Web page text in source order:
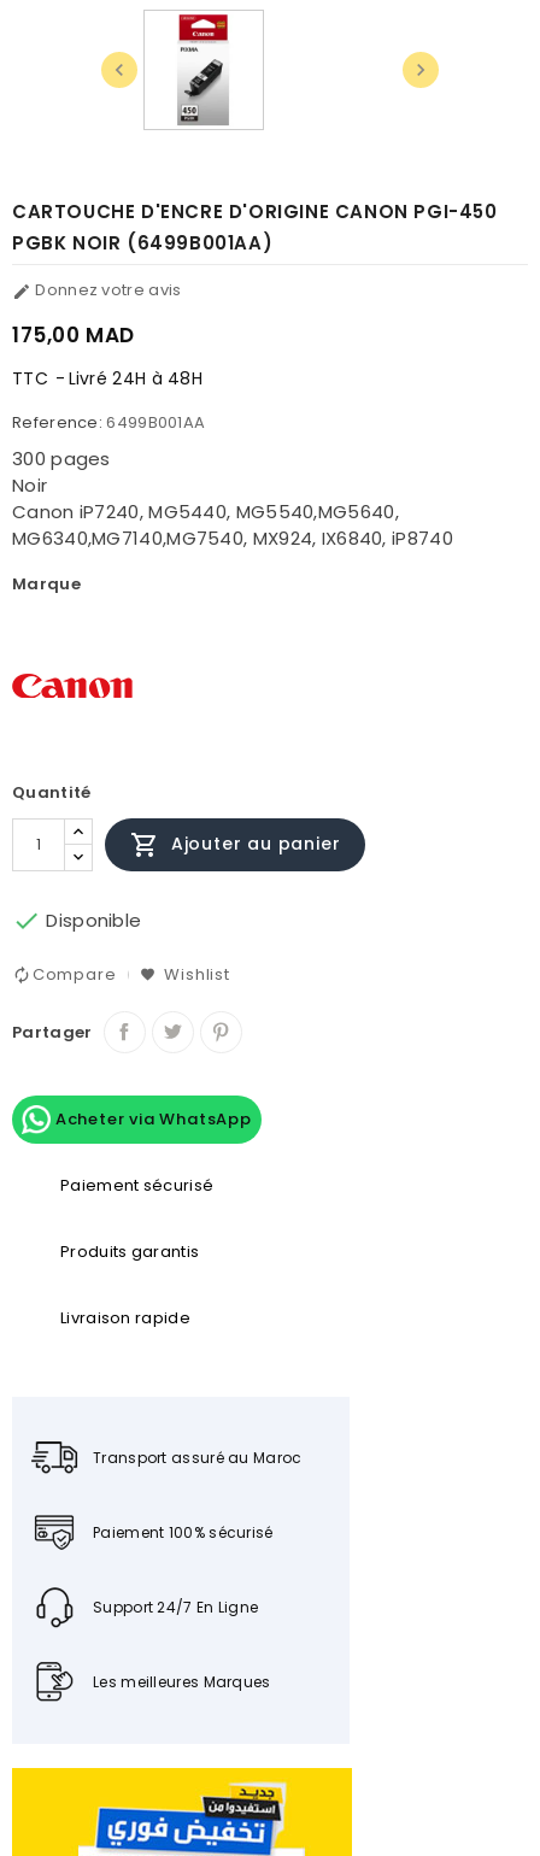
 
CARTOUCHE D'ENCRE D'ORIGINE CANON PGI-450
PGBK NOIR (6499B001AA)
 Donnez votre avis
175,00 MAD
TTC Livré 24H à 48H
Reference: 6499B001AA
300 pages
Noir
Canon iP7240, MG5440, MG5540,MG5640,
MG6340,MG7140,MG7540, MX924, IX6840, iP8740
Marque
Quantité
 Ajouter au panier
 Disponible
Compare Wishlist
Partager
Acheter via WhatsApp
Paiement sécurisé
Produits garantis
Livraison rapide
Transport assuré au Maroc
Paiement 100% sécurisé
Support 24/7 En Ligne
Les meilleures Marques